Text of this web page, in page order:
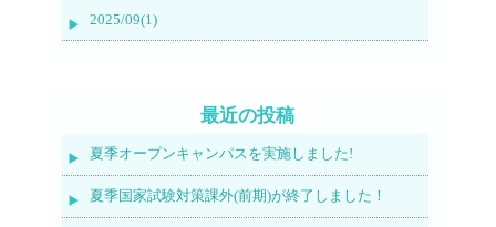
2025/09(1)
最近の投稿
夏季オープンキャンパスを実施しました!
夏季国家試験対策課外(前期)が終了しました！